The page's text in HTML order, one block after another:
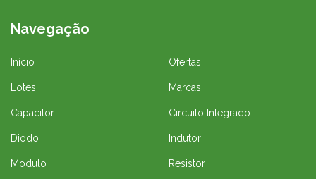
Navegação
Início Ofertas
Lotes Marcas
Capacitor Circuito Integrado
Diodo Indutor
Modulo Resistor